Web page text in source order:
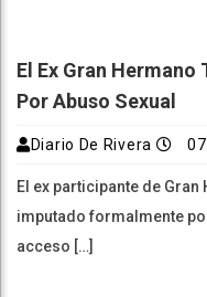
El Ex Gran
Por Abuso Sexual
Diario De Rivera
El ex participante de
imputado formalmente
acceso […]